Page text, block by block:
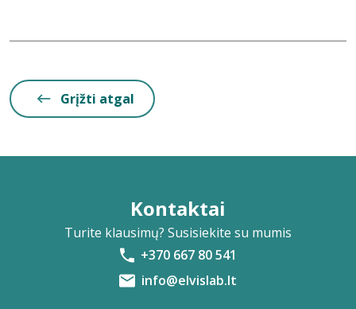
Grįžti atgal
Kontaktai
Turite klausimų? Susisiekite su mumis
+370 667 80 541
info@elvislab.lt